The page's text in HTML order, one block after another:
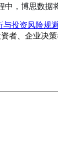
中，博思数据
与投资风险规
者、企业决